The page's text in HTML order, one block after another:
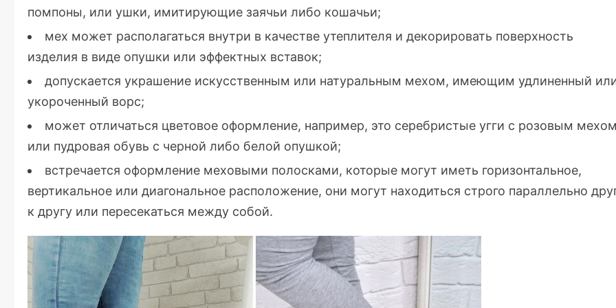
помпоны, или ушки, имитирующие заячьи либо кошачьи;
мех может располагаться внутри в качестве утеплителя и декорировать поверхность
изделия в виде опушки или эффектных вставок;
допускается украшение искусственным или натуральным мехом, имеющим удлиненный
укороченный ворс;
может отличаться цветовое оформление, например, это серебристые угги с розовым мехом
или пудровая обувь с черной либо белой опушкой;
встречается оформление меховыми полосками, которые могут иметь горизонтальное,
вертикальное или диагональное расположение, они могут находиться строго параллельно
к другу или пересекаться между собой.